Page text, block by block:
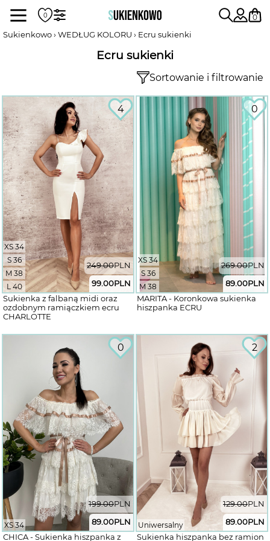
Sukienki
POKAŻ WSZYSTKIE SUKIENKI
DŁUGOŚĆ
RODZAJ
DEKOLT
WEDŁUG KOLORU
0
Sukienkowo
WEDŁUG KOLORU Ecru sukienki
Ecru sukienki
Sortowanie i filtrowanie
4
XS 34
S 36
M 38
L 40
249.00PLN
99.00PLN
Sukienka z falbaną midi oraz
ozdobnym ramiączkiem ecru
CHARLOTTE
0
XS 34
S 36
M 38
269.00PLN
89.00PLN
MARITA - Koronkowa sukienka
hiszpanka ECRU
0
XS 34
199.00PLN
89.00PLN
CHICA - Sukienka hiszpanka z
2
Uniwersalny
129.00PLN
89.00PLN
Sukienka hiszpanka bez ramion